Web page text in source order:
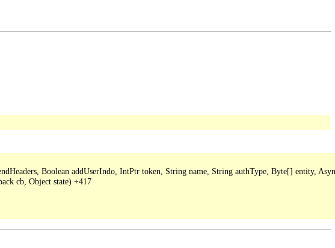
Boolean addUserIndo, IntPtr token, String name, String authType, Byte[] entity,
cb, Object state) +417